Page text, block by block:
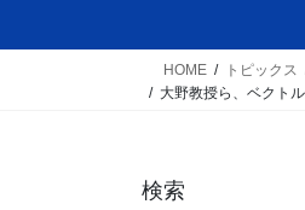
HOME トピックス
大野教授ら、ベクト
検索